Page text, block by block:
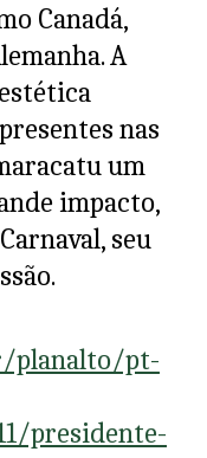
Canadá,
A
nas
um
impacto,
seu
planalto/pt-
presidente-